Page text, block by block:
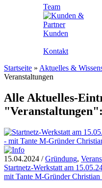
Team
Kunden
Kontakt
Startseite » Aktuelles &
Veranstaltungen
Alle Aktuelles-
"Veranstaltungen":
15.04.2024 /Gründung,
Startnetz-Werkstatt am
mit Tante M-Gründer Christian